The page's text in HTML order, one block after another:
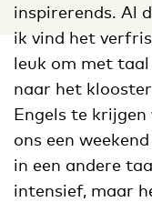
inspirerends. Al
ik vind het
leuk om met
naar het
Engels te krijgen
ons een
in een andere
intensief, maar